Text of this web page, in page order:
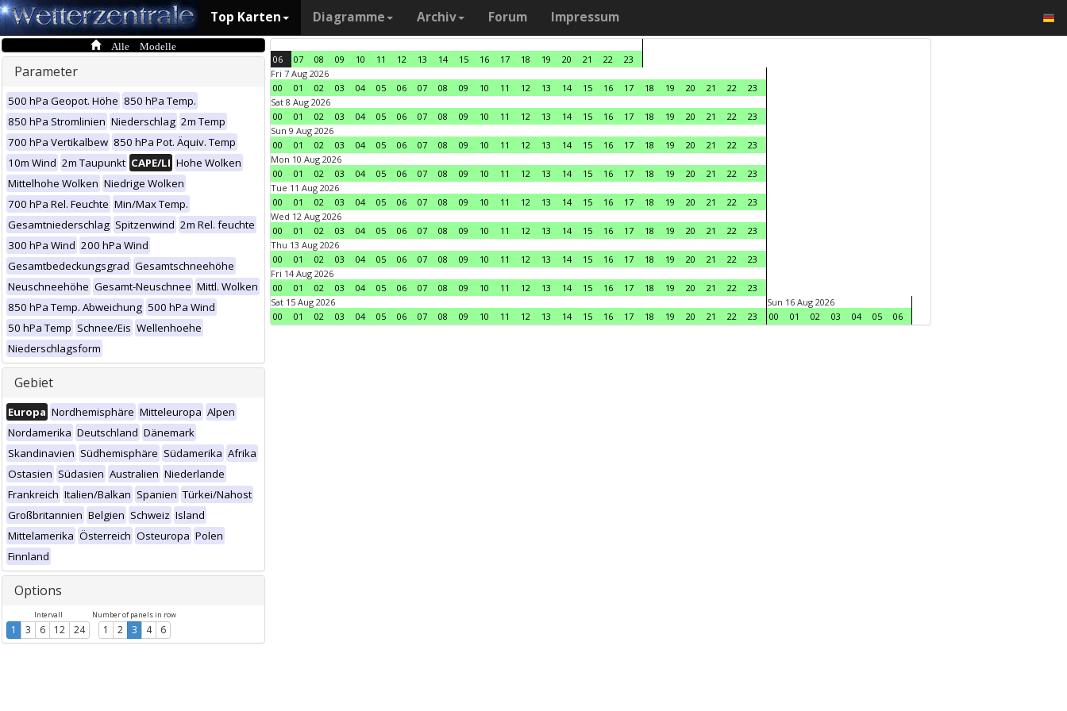
Top Karten Diagramme Archiv Forum Impressum
Alle Modelle
Parameter
500 hPa Geopot. Höhe 850 hPa Temp.
850 hPa Stromlinien Niederschlag 2m Temp
700 hPa Vertikalbew 850 hPa Pot. Äquiv. Temp
10m Wind 2m Taupunkt CAPE/LI Hohe Wolken
Mittelhohe Wolken Niedrige Wolken
700 hPa Rel. Feuchte Min/Max Temp.
Gesamtniederschlag Spitzenwind 2m Rel. feuchte
300 hPa Wind 200 hPa Wind
Gesamtbedeckungsgrad Gesamtschneehöhe
Neuschneehöhe Gesamt-Neuschnee Mittl. Wolken
850 hPa Temp. Abweichung 500 hPa Wind
50 hPa Temp Schnee/Eis Wellenhoehe
Niederschlagsform
Gebiet
Europa Nordhemisphäre Mitteleuropa Alpen
Nordamerika Deutschland Dänemark
Skandinavien Südhemisphäre Südamerika Afrika
Ostasien Südasien Australien Niederlande
Frankreich Italien/Balkan Spanien Türkei/Nahost
Großbritannien Belgien Schweiz Island
Mittelamerika Österreich Osteuropa Polen
Finnland
Options
Intervall
1 3 6 12 24
Number of panels in row
1 2 3 4 6
06 07 08 09 10 11 12 13 14 15 16 17 18 19 20 21 22
23
Fri 7 Aug 2026
00
01 02 03 04 05 06 07 08 09 10 11 12 13 14 15 16 17 18 19 20 21 22
23
Sat 8 Aug 2026
00
01 02 03 04 05 06 07 08 09 10 11 12 13 14 15 16 17 18 19 20 21 22
23
Sun 9 Aug 2026
00
01 02 03 04 05 06 07 08 09 10 11 12 13 14 15 16 17 18 19 20 21 22
23
Mon 10 Aug 2026
00
01 02 03 04 05 06 07 08 09 10 11 12 13 14 15 16 17 18 19 20 21 22
23
Tue 11 Aug 2026
00
01 02 03 04 05 06 07 08 09 10 11 12 13 14 15 16 17 18 19 20 21 22
23
Wed 12 Aug 2026
00
01 02 03 04 05 06 07 08 09 10 11 12 13 14 15 16 17 18 19 20 21 22
23
Thu 13 Aug 2026
00
01 02 03 04 05 06 07 08 09 10 11 12 13 14 15 16 17 18 19 20 21 22
23
Fri 14 Aug 2026
00
01 02 03 04 05 06 07 08 09 10 11 12 13 14 15 16 17 18 19 20 21 22
23
Sat 15 Aug 2026
00
01 02 03 04 05 06 07 08 09 10 11 12 13 14 15 16 17 18 19 20 21 22 23
Sun 16 Aug 2026
00
01 02 03 04 05 06